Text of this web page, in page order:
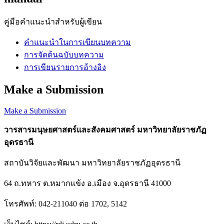
คู่มือคำแนะนำสำหรับผู้เขียน
คำแนะนำในการเขียนบทความ
การจัดต้นฉบับบทความ
การเขียนรายการอ้างอิง
Make a Submission
Make a Submission
วารสารมนุษยศาสตร์และสังคมศาสตร์ มหาวิทยาลัยราชภัฏ
อุดรธานี
สถาบันวิจัยและพัฒนา มหาวิทยาลัยราชภัฏอุดรธานี
64 ถ.ทหาร ต.หมากแข้ง อ.เมือง จ.อุดรธานี 41000
โทรศัพท์: 042-211040 ต่อ 1702, 5142